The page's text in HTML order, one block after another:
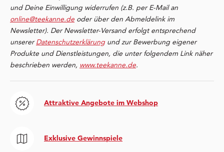
und Deine Einwilligung widerrufen (z.B. per E-Mail an
online@teekanne.de oder über den Abmeldelink im
Newsletter). Der Newsletter-Versand erfolgt entsprechend
unsererDatenschutzerklärung und zur Bewerbung eigener
Produkte und Dienstleistungen, die unter folgendem Link näher
beschrieben werden, www.teekanne.de.
Attraktive Angebote im Webshop
Exklusive Gewinnspiele